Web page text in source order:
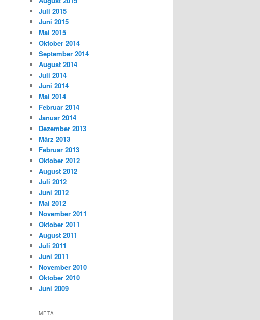
Juli 2015
Juni 2015
Mai 2015
Oktober 2014
September 2014
August 2014
Juli 2014
Juni 2014
Mai 2014
Februar 2014
Januar 2014
Dezember 2013
März 2013
Februar 2013
Oktober 2012
August 2012
Juli 2012
Juni 2012
Mai 2012
November 2011
Oktober 2011
August 2011
Juli 2011
Juni 2011
November 2010
Oktober 2010
Juni 2009
META